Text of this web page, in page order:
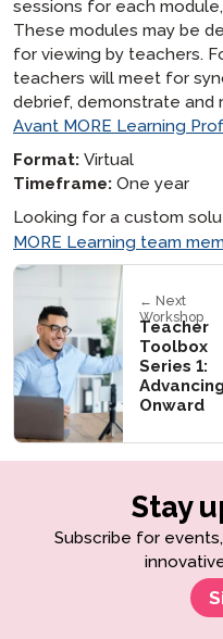
sessions for each
These modules may be
for viewing by teachers.
teachers will meet for
debrief, demonstrate and
Avant MORE Learning
Format: Virtual
Timeframe: One year
Looking for a custom
MORE Learning team
← Next
Workshop
Teacher
Toolbox
Series 1:
Advancing
Onward
Stay
Subscribe for